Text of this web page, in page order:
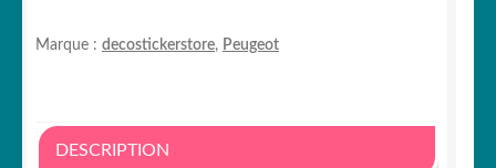
Marque : decostickerstore, Peugeot
DESCRIPTION